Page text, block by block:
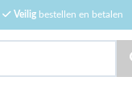
Veiligbestellen en betalen